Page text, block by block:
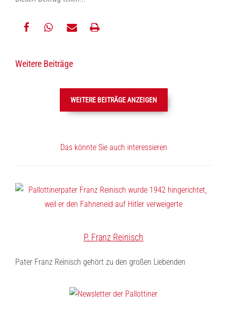
Mail
Weitere Beiträge
WEITERE BEITRÄGE ANZEIGEN
Das könnte Sie auch interessieren
P. Franz Reinisch
Pater Franz Reinisch gehört zu den großen Liebenden